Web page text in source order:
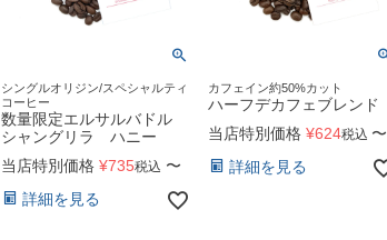
シングルオリジン/スペシャルティ
コーヒー
数量限定エルサルバドル
シャングリラ ハニー
当店特別価格 ¥735税込 〜
詳細を見る
カフェイン約50%カット
ハーフデカフェブレンド
当店特別価格 ¥624税込 〜
詳細を見る